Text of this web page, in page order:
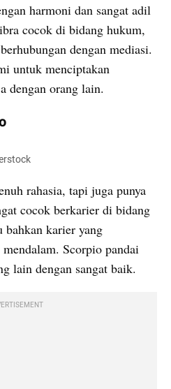
harmoni dan sangat adil
cocok di bidang hukum,
dengan mediasi.
untuk menciptakan
dengan orang lain.
rahasia, tapi juga punya
cocok berkarier di bidang
karier yang
Scorpio pandai
lain dengan sangat baik.